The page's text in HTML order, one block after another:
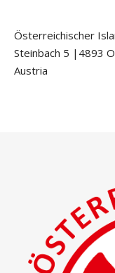
Österreichischer
Steinbach 5 |4893
Austria